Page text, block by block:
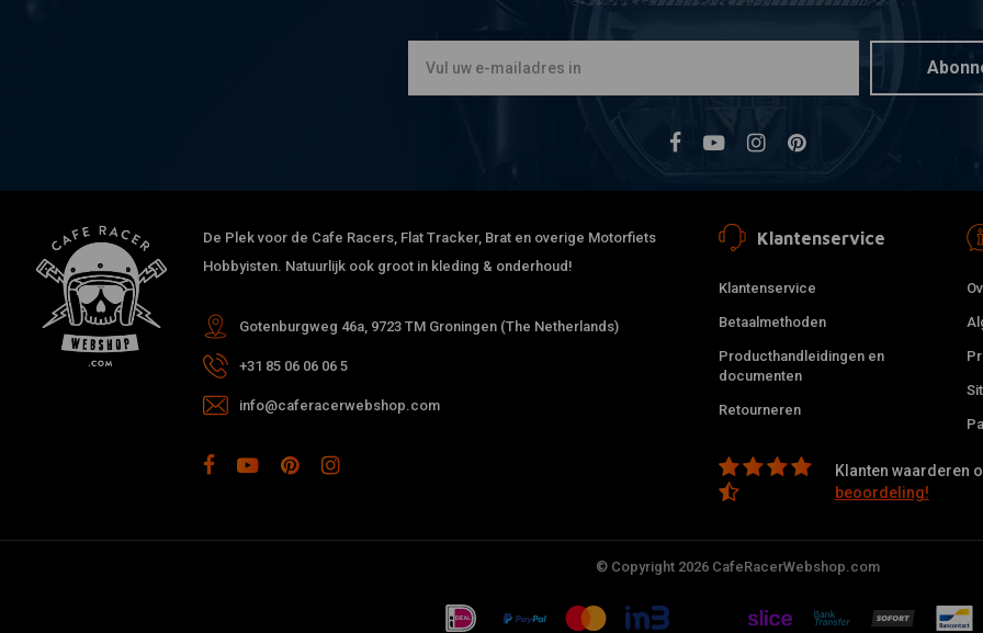
De Plek voor de Cafe Racers, Flat Tracker, Brat en overige Motorfiets
Hobbyisten. Natuurlijk ook groot in kleding & onderhoud!
Gotenburgweg 46a, 9723 TM Groningen (The Netherlands)
+31 85 06 06 06 5
info@caferacerwebshop.com
Klantenservice
Klantenservice
Betaalmethoden
Producthandleidingen en
documenten
Retourneren
Klanten waarderen
beoordeling!
© Copyright 2026 CafeRacerWebshop.com